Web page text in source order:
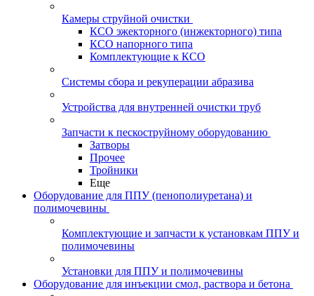
Камеры струйной очистки
КСО эжекторного (инжекторного) типа
КСО напорного типа
Комплектующие к КСО
Системы сбора и рекуперации абразива
Устройства для внутренней очистки труб
Запчасти к пескоструйному оборудованию
Затворы
Прочее
Тройники
Еще
Оборудование для ППУ (пенополиуретана) и
полимочевины
Комплектующие и запчасти к установкам ППУ и
полимочевины
Установки для ППУ и полимочевины
Оборудование для инъекции смол, раствора и бетона